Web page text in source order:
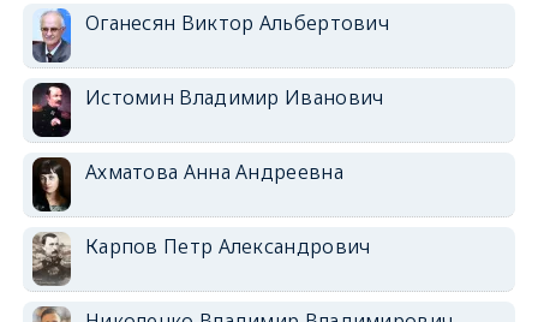
Оганесян Виктор Альбертович
Истомин Владимир Иванович
Ахматова Анна Андреевна
Карпов Петр Александрович